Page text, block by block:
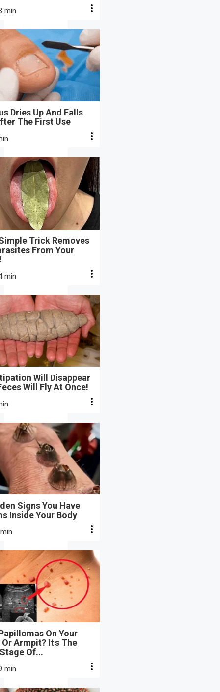
min
Dries Up And Falls
The First Use
Trick Removes
From Your
min
Will Disappear
Will Fly At Once!
Signs You Have
Inside Your Body
On Your
Armpit? It's The
Of...
min